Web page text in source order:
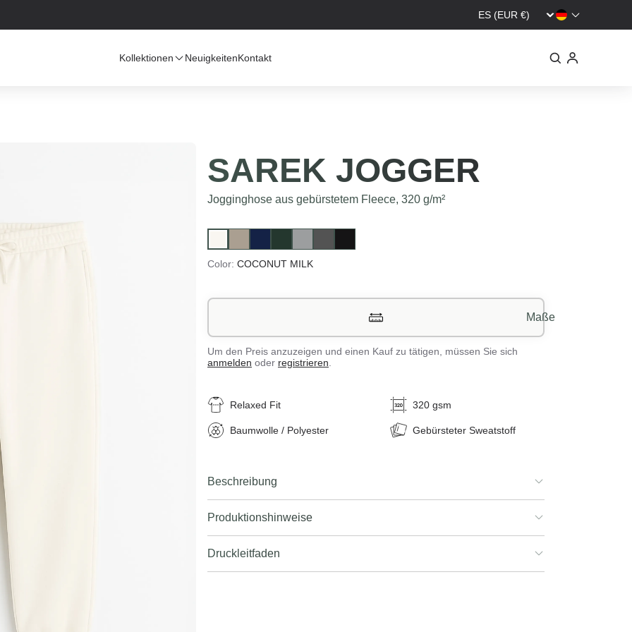
Kollektionen NeuigkeitenKontakt
SAREK JOGGER
Jogginghose aus gebürstetem Fleece, 320 g/m²
Color: COCONUT MILK
Maße
Um den Preis anzuzeigen und einen Kauf zu tätigen, müssen Sie sich
anmelden oder registrieren
Relaxed Fit 320 gsm
Baumwolle / Polyester Gebürsteter Sweatstoff
Beschreibung
Produktionshinweise
Druckleitfaden